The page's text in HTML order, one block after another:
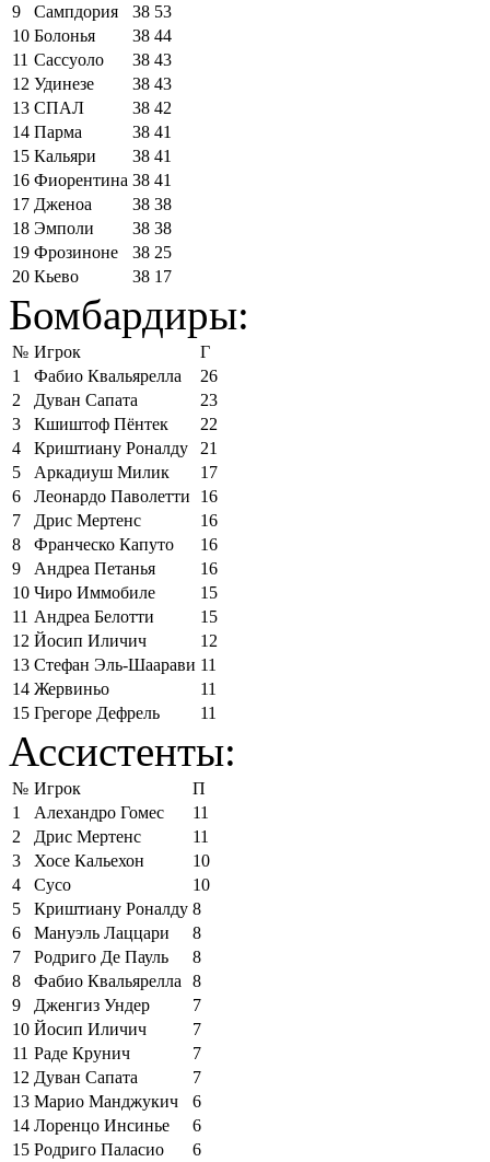
9
Сампдория 38 53
10 Болонья 38 44
11 Сассуоло 38 43
12 Удинезе 38 43
13 СПАЛ 38 42
14 Парма 38 41
15 Кальяри 38 41
16 Фиорентина 38 41
17 Дженоа 38 38
18 Эмполи 38 38
19 Фрозиноне 38 25
20 Кьево 38 17
Бомбардиры:
№ Игрок
Г
1
Фабио Квальярелла
26
2
Дуван Сапата
23
3
Кшиштоф Пёнтек
22
4
Криштиану Роналду
21
5
Аркадиуш Милик
17
6
Леонардо Паволетти
16
7
Дрис Мертенс
16
8
Франческо Капуто
16
9
Андреа Петанья
16
10 Чиро Иммобиле
15
11 Андреа Белотти
15
12 Йосип Иличич
12
13 Стефан Эль-Шаарави 11
14 Жервиньо
11
15 Грегоре Дефрель 11
Ассистенты:
№ Игрок
П
1
Алехандро Гомес
11
2
Дрис Мертенс
11
3
Хосе Кальехон
10
4
Сусо
10
5
Криштиану Роналду 8
6
Мануэль Лаццари
8
7
Родриго Де Пауль
8
8
Фабио Квальярелла
8
9
Дженгиз Ундер
7
10 Йосип Иличич
7
11 Раде Крунич
7
12 Дуван Сапата
7
13 Марио Манджукич
6
14 Лоренцо Инсинье
6
15 Родриго Паласио 6